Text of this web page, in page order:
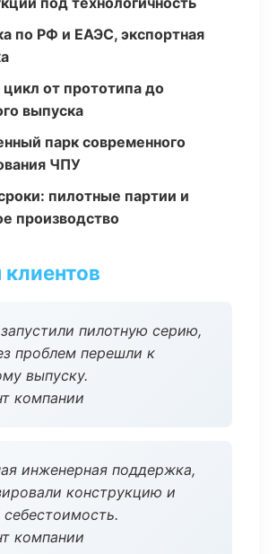
по РФ и ЕАЭС, экспортная
от прототипа до
выпуска
парк современного
ЧПУ
пилотные партии и
производство
пилотную серию,
проблем перешли к
выпуску.
компании
инженерная поддержка,
конструкцию и
себестоимость.
компании